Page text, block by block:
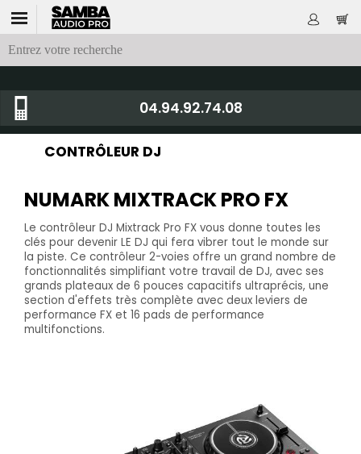
04.94.92.74.08
CONTRÔLEUR DJ
NUMARK MIXTRACK PRO FX
Le contrôleur DJ Mixtrack Pro FX vous donne toutes les
clés pour devenir LE DJ qui fera vibrer tout le monde sur
la piste. Ce contrôleur 2-voies offre un grand nombre de
fonctionnalités simplifiant votre travail de DJ, avec ses
grands plateaux de 6 pouces capacitifs ultraprécis, une
section d'effets très complète avec deux leviers de
performance FX et 16 pads de performance
multifonctions.